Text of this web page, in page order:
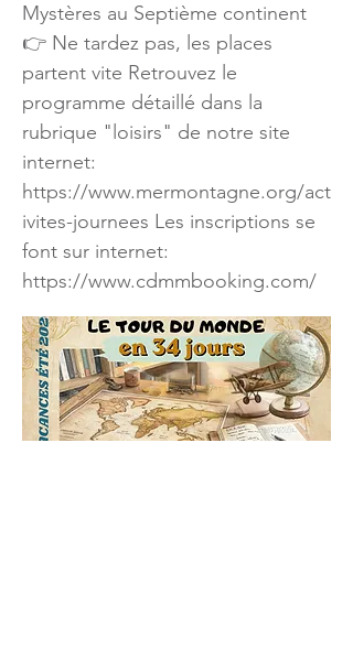
Mystères au Septième continent
👉 Ne tardez pas, les places
partent vite Retrouvez le
programme détaillé dans la
rubrique "loisirs" de notre site
internet:
https://www.mermontagne.org/act
ivites-journees Les inscriptions se
font sur internet:
https://www.cdmmbooking.com/